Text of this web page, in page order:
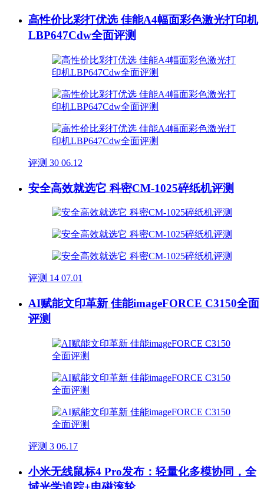
高性价比彩打优选 佳能A4幅面彩色激光打印机
LBP647Cdw全面评测
评测 30 06.12
安全高效就选它 科密CM-1025碎纸机评测
评测 14 07.01
AI赋能文印革新 佳能imageFORCE C3150全面
评测
评测 3 06.17
小米无线鼠标4 Pro发布：轻量化多模协同，全